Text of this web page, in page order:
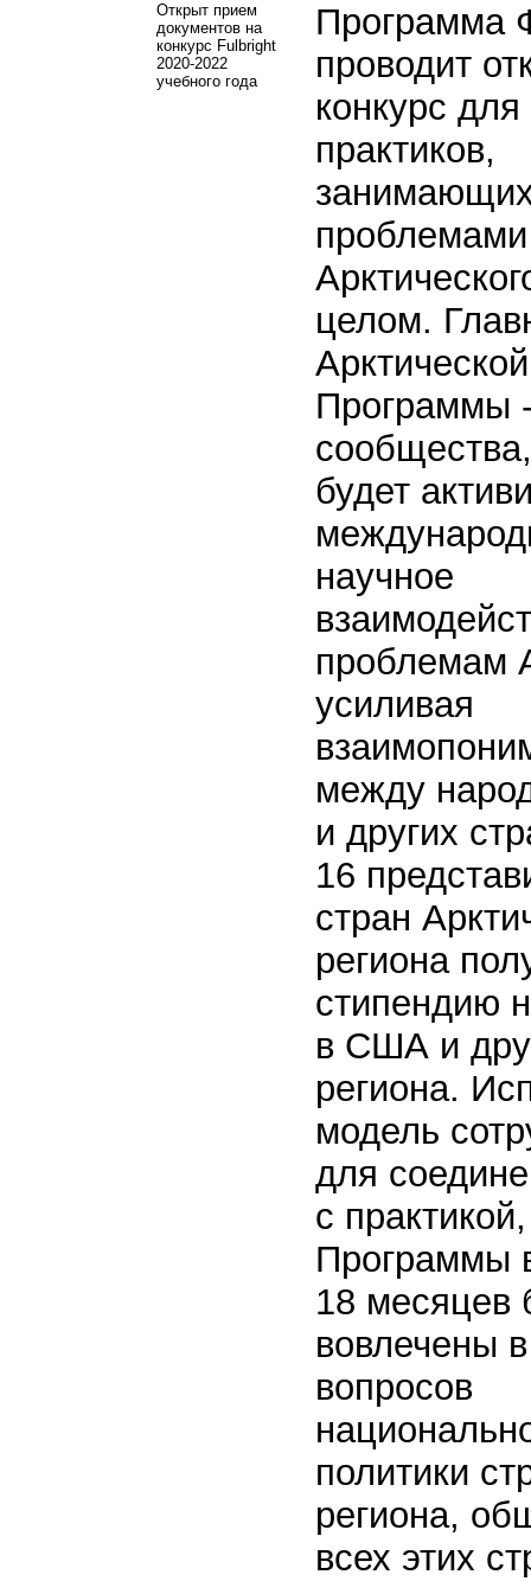
Открыт прием
документов на
конкурс Fulbright
2020-2022
учебного года
Программа
проводит
конкурс
практиков,
целом.
Арктической
Программы
будет
научное
проблемам
усиливая
между
и других
16
стран
региона
стипендию
в США и
региона.
модель
для
с
Программы
18 месяцев
вовлечены
вопросов
политики
региона,
всех этих